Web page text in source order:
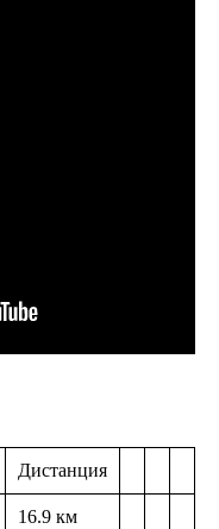
Дистанция
16.9 км